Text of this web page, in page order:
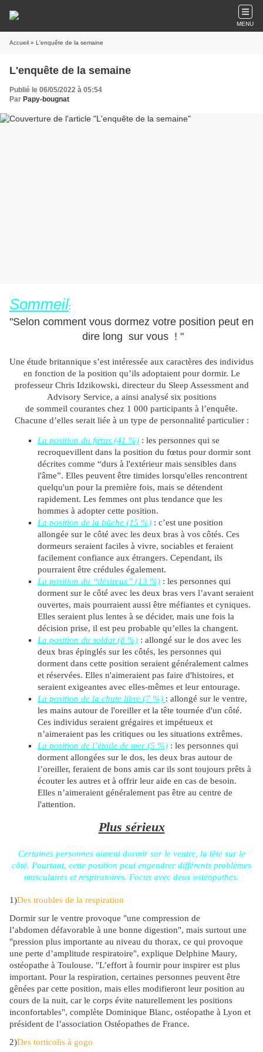
MENU
Accueil » L'enquête de la semaine
L'enquête de la semaine
Publié le 06/05/2022 à 05:54
Par Papy-bougnat
Sommeil:
"Selon comment vous dormez votre position peut en
dire long sur vous ! "
Une étude britannique s’est intéressée aux caractères des individus
en fonction de la position qu’ils adoptaient pour dormir. Le
professeur Chris Idzikowski, directeur du Sleep Assessment and
Advisory Service, a ainsi analysé six positions
de sommeil courantes chez 1 000 participants à l’enquête.
Chacune d’elles serait liée à un type de personnalité particulier :
La position du fœtus (41 %) : les personnes qui se
recroquevillent dans la position du fœtus pour dormir sont
décrites comme “durs à l'extérieur mais sensibles dans
l'âme”. Elles peuvent être timides lorsqu'elles rencontrent
quelqu'un pour la première fois, mais se détendent
rapidement. Les femmes ont plus tendance que les
hommes à adopter cette position.
La position de la bûche (15 %) : c’est une position
allongée sur le côté avec les deux bras à vos côtés. Ces
dormeurs seraient faciles à vivre, sociables et feraient
facilement confiance aux étrangers. Cependant, ils
pourraient être crédules également.
La position du “désireux” (13 %) : les personnes qui
dorment sur le côté avec les deux bras vers l’avant seraient
ouvertes, mais pourraient aussi être méfiantes et cyniques.
Elles seraient plus lentes à se décider, mais une fois la
décision prise, il est peu probable qu’elles la changent.
La position du soldat (8 %) : allongé sur le dos avec les
deux bras épinglés sur les côtés, les personnes qui
dorment dans cette position seraient généralement calmes
et réservées. Elles n'aimeraient pas faire d'histoires, et
seraient exigeantes avec elles-mêmes et leur entourage.
La position de la chute libre (7 %) : allongé sur le ventre,
les mains autour de l'oreiller et la tête tournée d'un côté.
Ces individus seraient grégaires et impétueux et
n’aimeraient pas les critiques ou les situations extrêmes.
La position de l’étoile de mer (5 %) : les personnes qui
dorment allongées sur le dos, les deux bras autour de
l’oreiller, feraient de bons amis car ils sont toujours prêts à
écouter les autres et à offrir leur aide en cas de besoin.
Elles n’aimeraient généralement pas être au centre de
l'attention.
Plus sérieux
Certaines personnes aiment dormir sur le ventre, la tête sur le
côté. Pourtant, cette position peut engendrer différents problèmes
musculaires et respiratoires. Focus avec deux ostéopathes.
1)Des troubles de la respiration
Dormir sur le ventre provoque "une compression de
l’abdomen défavorable à une bonne digestion", mais surtout une
"pression plus importante au niveau du thorax, ce qui provoque
une perte d’amplitude respiratoire", explique Delphine Maury,
ostéopathe à Toulouse. "L’effort à fournir pour inspirer est plus
important. Pour la respiration, certaines personnes peuvent être
gênées par cette position, mais elles modifieront leur position au
cours de la nuit, car le corps évite naturellement les positions
inconfortables", complète Dominique Blanc, ostéopathe à Lyon et
président de l’association Ostéopathes de France.
2)Des torticolis à gogo